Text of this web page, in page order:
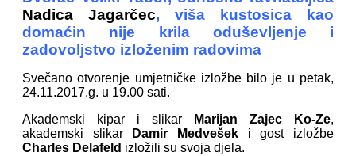
Nadica Jagarčec, viša kustosica kao
domaćin nije krila oduševljenje i
zadovoljstvo izloženim radovima
Svečano otvorenje umjetničke izložbe bilo je u petak,
24.11.2017.g. u 19.00 sati.
Akademski kipar i slikar
Marijan Zajec Ko-Ze,
akademski slikar
Damir Medvešek i gost izložbe
Charles Delafeld izložili su svoja djela.